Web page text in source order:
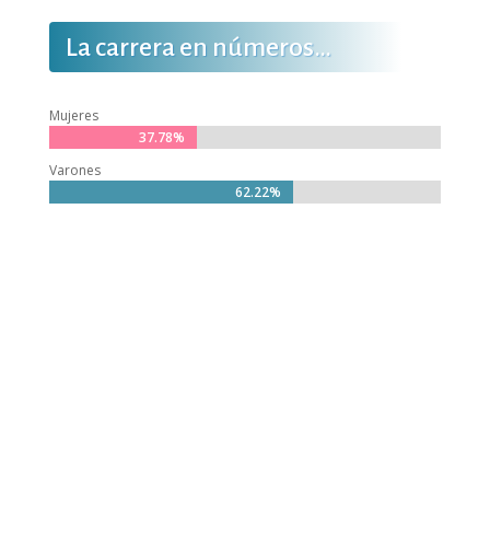
La carrera en números…
Mujeres
37.78%
37.78%
Varones
62.22%
62.22%